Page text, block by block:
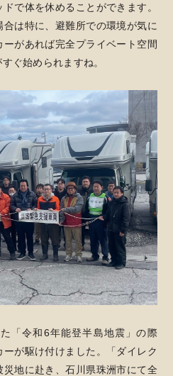
で体を休めることができます。
は特に、避難所での環境が気に
があれば完全プライベート空間
ぐ始められますね。
「令和6年能登半島地震」の際
が駆け付けました。「ダイレク
災地に赴き、石川県珠洲市にて全